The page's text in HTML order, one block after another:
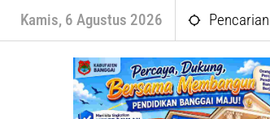
Kamis, 6 Agustus 2026 Pencarian